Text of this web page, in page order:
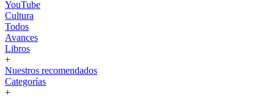
YouTube
Cultura
Todos
Avances
Libros
+
Nuestros recomendados
Categorías
+